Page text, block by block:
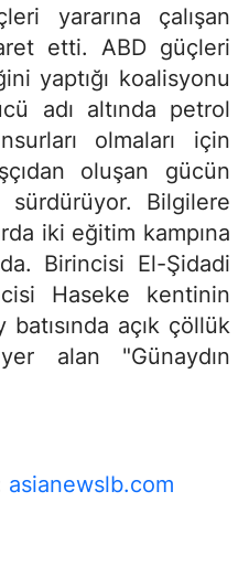
yararına çalışan
etti. ABD güçleri
yaptığı koalisyonu
adı altında petrol
olmaları için
oluşan gücün
sürdürüyor. Bilgilere
iki eğitim kampına
Birincisi El-Şidadi
Haseke kentinin
açık çöllük
alan "Günaydın
asianewslb.com